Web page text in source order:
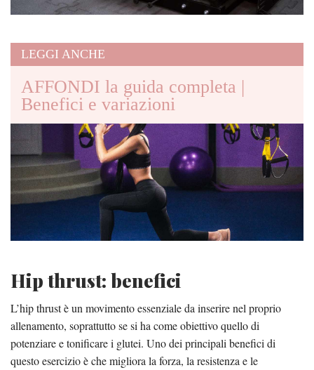
LEGGI ANCHE
AFFONDI la guida completa |
Benefici e variazioni
Hip thrust: benefici
L’hip thrust è un movimento essenziale da inserire nel proprio
allenamento, soprattutto se si ha come obiettivo quello di
potenziare e tonificare i glutei. Uno dei principali benefici di
questo esercizio è che migliora la forza, la resistenza e le